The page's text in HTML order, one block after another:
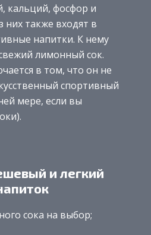
кальций, фосфор и
них также входят в
напитки. К нему
лимонный сок.
в том, что он не
спортивный
мере, если вы
и легкий
сока на выбор;